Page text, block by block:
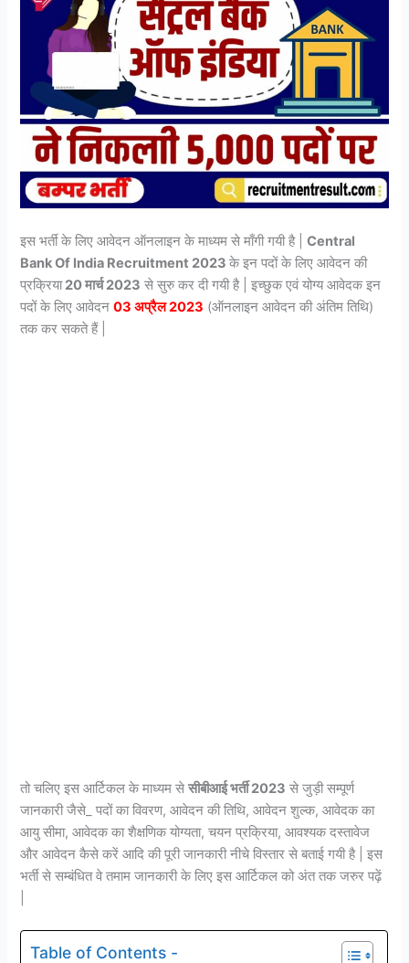
इस भर्ती के लिए आवेदन ऑनलाइन के माध्यम से माँगी गयी है |Central
Bank Of India Recruitment 2023के इन पदों के लिए आवेदन की
प्रक्रिया20 मार्च 2023 से सुरु कर दी गयी है | इच्छुक एवं योग्य आवेदक इन
पदों के लिए आवेदन03 अप्रैल 2023 (ऑनलाइन आवेदन की अंतिम तिथि)
तक कर सकते हैं |
तो चलिए इस आर्टिकल के माध्यम सेसीबीआई भर्ती 2023 से जुड़ी सम्पूर्ण
जानकारी जैसे_ पदों का विवरण, आवेदन की तिथि, आवेदन शुल्क, आवेदक का
आयु सीमा, आवेदक का शैक्षणिक योग्यता, चयन प्रक्रिया, आवश्यक दस्तावेज
और आवेदन कैसे करें आदि की पूरी जानकारी नीचे विस्तार से बताई गयी है | इस
भर्ती से सम्बंधित वे तमाम जानकारी के लिए इस आर्टिकल को अंत तक जरुर पढ़ें
Table of Contents -